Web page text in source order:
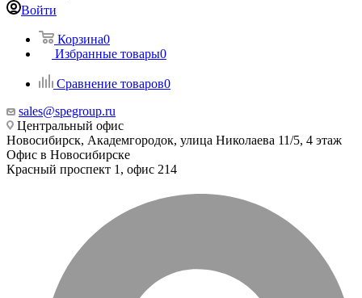
Войти
Корзина0
Избранные товары0
Сравнение товаров0
sales@spegroup.ru
Центральный офис
Новосибирск, Академгородок, улица Николаева 11/5, 4 этаж
Офис в Новосибирске
Красный проспект 1, офис 214